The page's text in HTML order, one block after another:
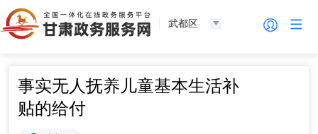
武都区
事实无人抚养儿童基本生活补
贴的给付